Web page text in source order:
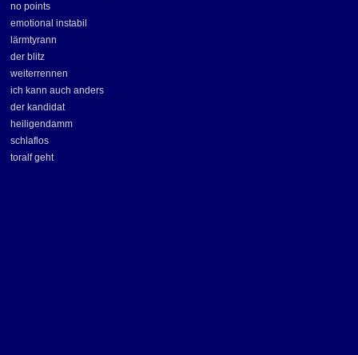
no points
emotional instabil
lärmtyrann
der blitz
weiterrennen
ich kann auch anders
der kandidat
heiligendamm
schlaflos
toralf geht